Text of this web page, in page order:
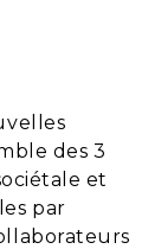
des 3
et
par